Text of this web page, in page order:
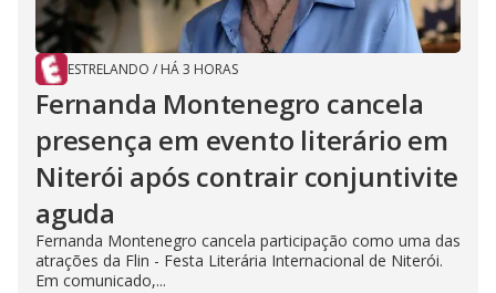
ESTRELANDO / HÁ 3 HORAS
Fernanda Montenegro cancela
presença em evento literário em
Niterói após contrair conjuntivite
aguda
Fernanda Montenegro cancela participação como uma das
atrações da Flin - Festa Literária Internacional de Niterói.
Em comunicado,...